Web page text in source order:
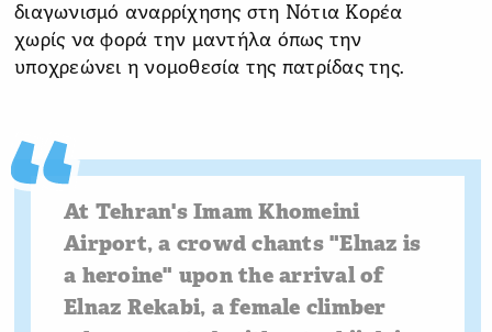
διαγωνισμό αναρρίχησης στη Νότια Κορέα
χωρίς να φορά την μαντήλα όπως την
υποχρεώνει η νομοθεσία της πατρίδας της.
At Tehran's Imam Khomeini
Airport, a crowd chants "Elnaz is
a heroine" upon the arrival of
Elnaz Rekabi, a female climber